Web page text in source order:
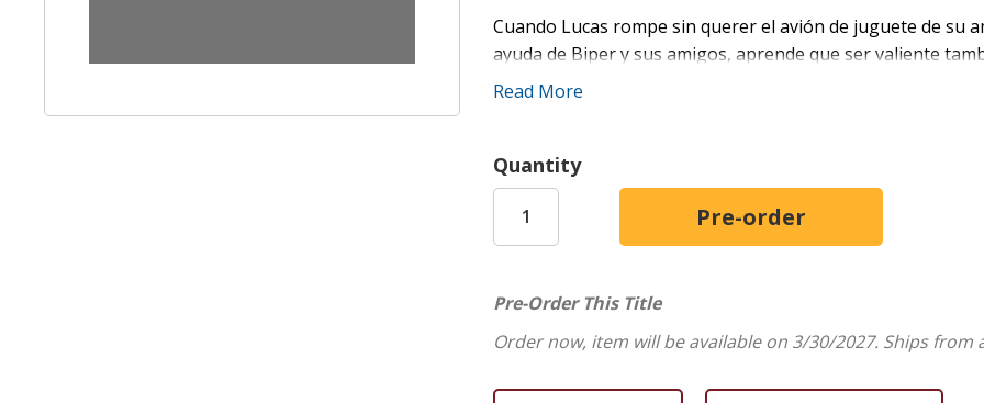
Cuando Lucas rompe sin querer el avión de juguete de su
ayuda de Biper y sus amigos, aprende que ser valiente
mostrar humildad. A través de la historia de Lucas, quien
Este libro incluye:
Una historia que enseña a los niños (3-5 años) la
El ejemplo de Lucas, quien hace las cosas bien
Lecciones prácticas sobre pedir perdón, servir y amar
Un mensaje que refuerza el tema "Dios nos hace
Read More
Quantity
Pre-Order This Title
Order now, item will be available on 3/30/2027. Ships from